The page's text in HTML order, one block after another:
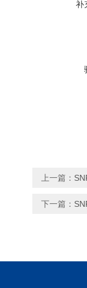
补
上一篇：
下一篇：